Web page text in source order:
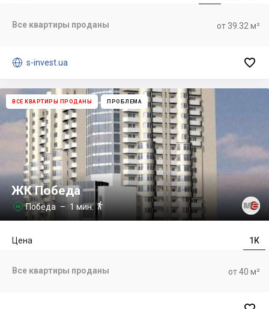
от 39.32 м²
Все квартиры проданы
 s-invest.ua 
ВСЕ КВАРТИРЫ ПРОДАНЫ ПРОБЛЕМА
ЖК Победа
 Победа – 1 мин.
1К
Цена
от 40 м²
Все квартиры проданы